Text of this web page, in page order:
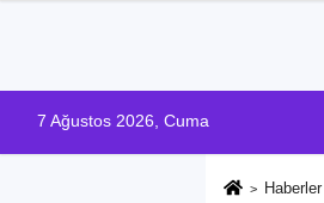
7 Ağustos 2026, Cuma
Haberler